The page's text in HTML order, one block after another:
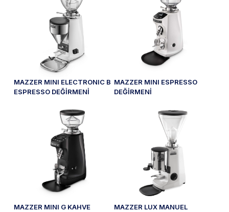
MAZZER MINI ELECTRONIC B
ESPRESSO DEĞİRMENİ
MAZZER MINI ESPRESSO
DEĞİRMENİ
MAZZER MINI G KAHVE
MAZZER LUX MANUEL